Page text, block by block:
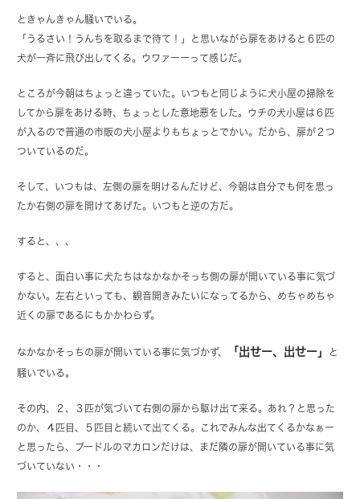
ときゃんきゃん騒いでいる。
「うるさい！うんちを取るまで待て！」と思いながら扉をあけると６匹の
犬が一斉に飛び出してくる。ウワァーーって感じだ。
ところが今朝はちょっと違っていた。いつもと同じように犬小屋の掃除を
してから扉をあける時、ちょっとした意地悪をした。ウチの犬小屋は６匹
が入るので普通の市販の犬小屋よりもちょっとでかい。だから、扉が２つ
ついているのだ。
そして、いつもは、左側の扉を明けるんだけど、今朝は自分でも何を思っ
たか右側の扉を開けてあげた。いつもと逆の方だ。
すると、、、
すると、面白い事に犬たちはなかなかそっち側の扉が開いている事に気づ
かない。左右といっても、観音開きみたいになってるから、めちゃめちゃ
近くの扉であるにもかかわらず。
なかなかそっちの扉が開いている事に気づかず、 「出せー、出せー」 と
騒いでいる。
その内、２、３匹が気づいて右側の扉から駆け出て来る。あれ？と思った
のか、４匹目、５匹目と続いて出てくる。これでみんな出てくるかなぁー
と思ったら、プードルのマカロンだけは、まだ隣の扉が開いている事に気
づいていない・・・